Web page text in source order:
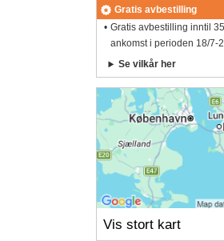
Gratis avbestilling
Gratis avbestilling inntil
ankomst i perioden 18/7-
Se vilkår her
Vis stort kart